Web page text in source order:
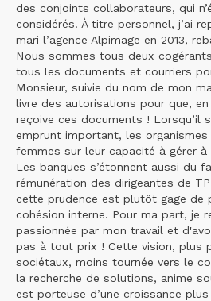
des conjoints collaborateurs, qui
considérés. À titre personnel, j’ai
mari l’agence Alpimage en 2013,
Nous sommes tous deux
tous les documents et courriers
Monsieur, suivie du nom de mon
livre des autorisations pour que,
reçoive ces documents ! Lorsqu’il
emprunt important, les
femmes sur leur capacité à gérer
Les banques s’étonnent aussi du
rémunération des dirigeantes de
cette prudence est plutôt gage de
cohésion interne. Pour ma part, je
passionnée par mon travail et
pas à tout prix ! Cette vision, plus
sociétaux, moins tournée vers le
la recherche de solutions, anime
est porteuse d’une croissance